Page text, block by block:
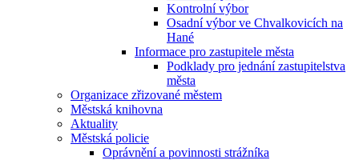
Kontrolní výbor
Osadní výbor ve Chvalkovicích na
Hané
Informace pro zastupitele města
Podklady pro jednání zastupitelstva
města
Organizace zřizované městem
Městská knihovna
Aktuality
Městská policie
Oprávnění a povinnosti strážníka